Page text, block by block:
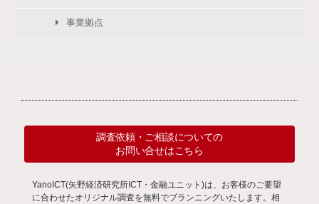
事業拠点
調査依頼・ご相談についての
お問い合せはこちら
YanoICT(矢野経済研究所ICT・金融ユニット)は、お客様のご要望
に合わせたオリジナル調査を無料でプランニングいたします。相